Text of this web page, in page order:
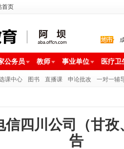
首页
公务员 教师 事业单位 医疗卫
课中心 图书 直播课 申论批改 一对一辅
信四川公司（甘
告